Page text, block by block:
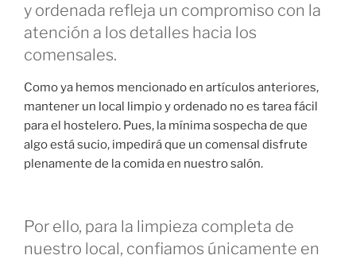
y ordenada refleja un compromiso con la
atención a los detalles hacia los
comensales.
Como ya hemos mencionado en artículos anteriores,
mantener un local limpio y ordenado no es tarea fácil
para el hostelero. Pues, la mínima sospecha de que
algo está sucio, impedirá que un comensal disfrute
plenamente de la comida en nuestro salón.
Por ello, para la limpieza completa de
nuestro local, confiamos únicamente en